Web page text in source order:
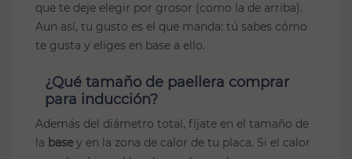
que te deje elegir por grosor (como la de arriba).
Aun así, tu gusto es el que manda: tú sabes cómo
te gusta y eliges en base a ello.
¿Qué tamaño de paellera comprar
para inducción?
Además del diámetro total, fíjate en el tamaño de
la base y en la zona de calor de tu placa. Si el calor